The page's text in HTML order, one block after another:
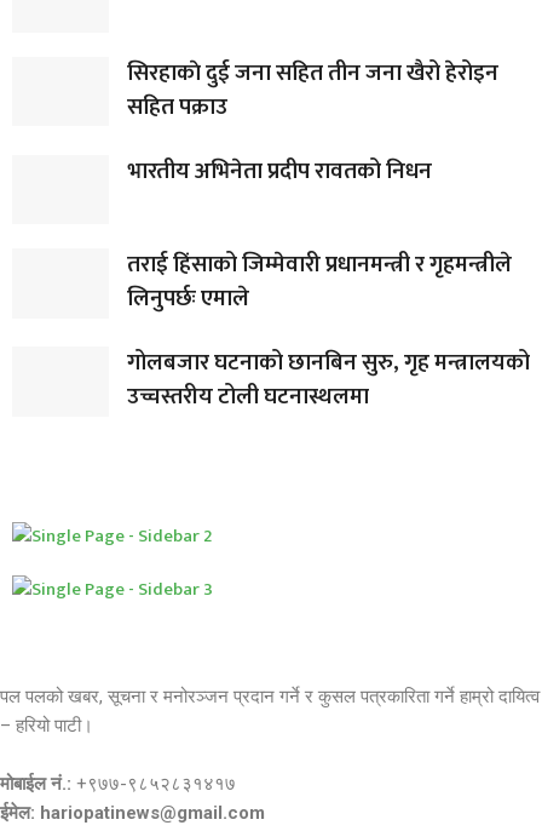
सिरहाकाे दुई जना सहित तीन जना खैरो हेरोइन
सहित पक्राउ
भारतीय अभिनेता प्रदीप रावतको निधन
तराई हिंसाको जिम्मेवारी प्रधानमन्त्री र गृहमन्त्रीले
लिनुपर्छः एमाले
गोलबजार घटनाको छानबिन सुरु, गृह मन्त्रालयको
उच्चस्तरीय टोली घटनास्थलमा
पल पलको खबर, सूचना र मनोरञ्जन प्रदान गर्ने र कुसल पत्रकारिता गर्ने हाम्रो दायित्व
– हरियो पाटी।
मोबाईल नं.: +९७७-९८५२८३१४१७
ईमेल: hariopatinews@gmail.com